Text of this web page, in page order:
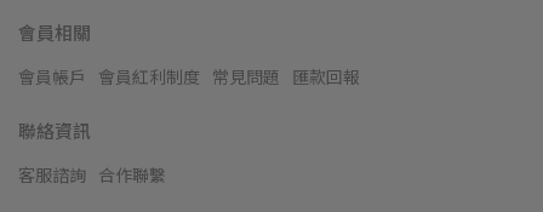
會員相關
會員帳戶 會員紅利制度 常見問題 匯款回報
聯絡資訊
客服諮詢 合作聯繫